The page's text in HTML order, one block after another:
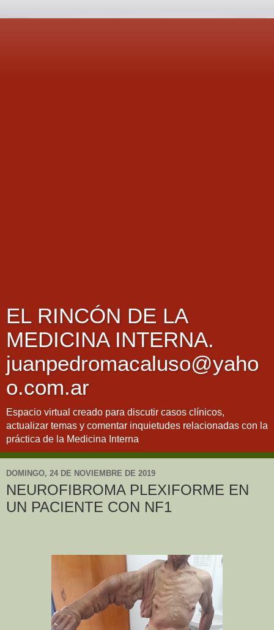
EL RINCÓN DE LA
MEDICINA INTERNA.
juanpedromacaluso@yaho
o.com.ar
Espacio virtual creado para discutir casos clínicos,
actualizar temas y comentar inquietudes relacionadas con la
práctica de la Medicina Interna
DOMINGO, 24 DE NOVIEMBRE DE 2019
NEUROFIBROMA PLEXIFORME EN
UN PACIENTE CON NF1